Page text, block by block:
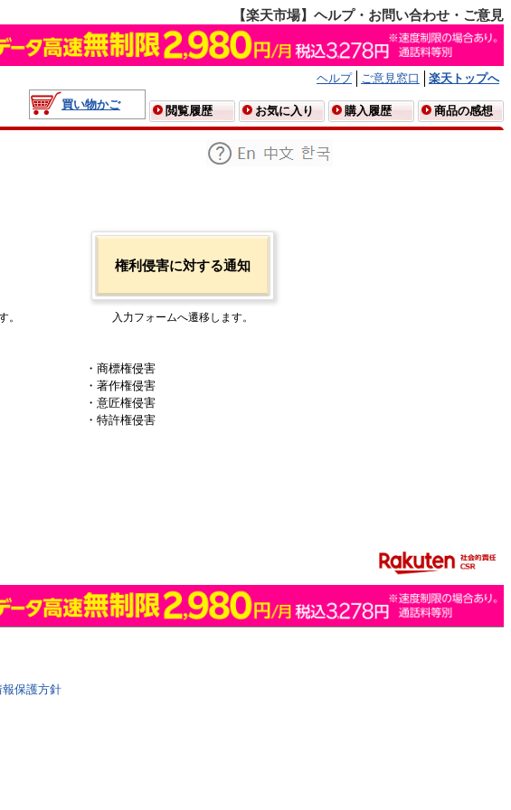
【楽天市場】ヘルプ・お問い合わせ・ご意見
ヘルプ ご意見窓口
楽天トップへ
買い物かご
閲覧履歴 お気に入り 購入履歴 商品の感想
。
権利侵害に対する通知
入力フォームへ遷移します。
・商標権侵害
・著作権侵害
・意匠権侵害
・特許権侵害
保護方針